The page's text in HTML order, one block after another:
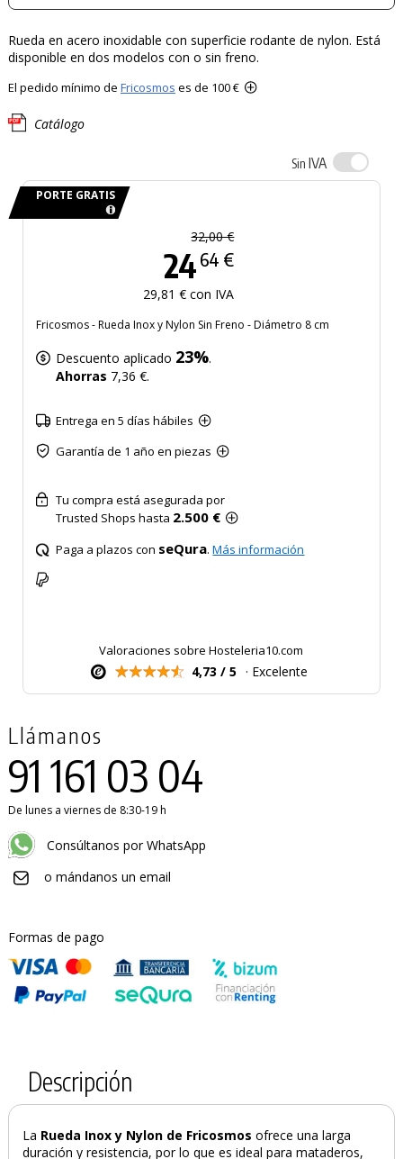
Rueda en acero inoxidable con superficie rodante de nylon. Está
disponible en dos modelos con o sin freno.
El pedido mínimo de Fricosmos es de 100 €
Catálogo
Sin IVA
PORTE GRATIS
32,00 €
24 64 €
29,81 € con IVA
Fricosmos - Rueda Inox y Nylon Sin Freno - Diámetro 8 cm
Descuento aplicado 23%.
Ahorras 7,36 €.
Entrega en 5 días hábiles
Garantía de 1 año en piezas
Tu compra está asegurada por
Trusted Shops hasta 2.500 €
Paga a plazos con seQura.Más información
Valoraciones sobre Hosteleria10.com
4,73 / 5 · Excelente
Llámanos
91 161 03 04
De lunes a viernes de 8:30-19 h
Consúltanos por WhatsApp
o mándanos un email
Formas de pago
Descripción
La Rueda Inox y Nylon de Fricosmosofrece una larga
duración y resistencia, por lo que es ideal para mataderos,